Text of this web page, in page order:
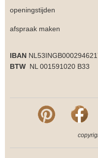
openingstijden
afspraak maken
IBAN
BTW NL 001591020 B33